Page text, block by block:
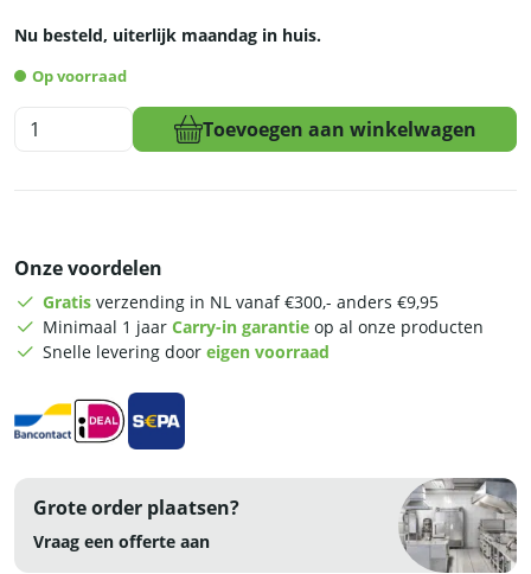
Nu besteld, uiterlijk maandag in huis.
Op voorraad
HCB
Paninigrill
-
230V
RVS
Toevoegen aan winkelwagen
Onze voordelen
Gratis verzending in NL vanaf €300,- anders €9,95
Minimaal 1 jaar Carry-in garantie op al onze producten
Snelle levering door eigen voorraad
Grote order plaatsen?
Vraag een offerte aan